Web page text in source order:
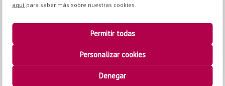
aquí para saber más sobre nuestras cookies.
Permitir todas
Personalizar cookies
Denegar
Christmas star recipe